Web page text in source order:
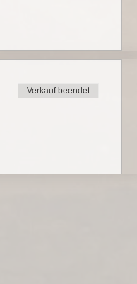
Verkauf beendet